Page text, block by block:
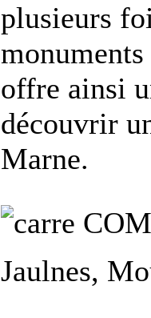
plusieurs
offre ainsi
découvrir
Marne.
Jaulnes,